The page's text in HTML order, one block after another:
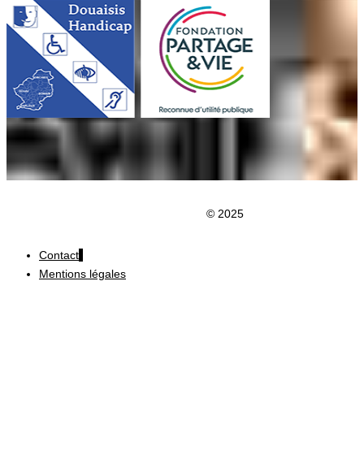
© 2025
Contact
Mentions légales